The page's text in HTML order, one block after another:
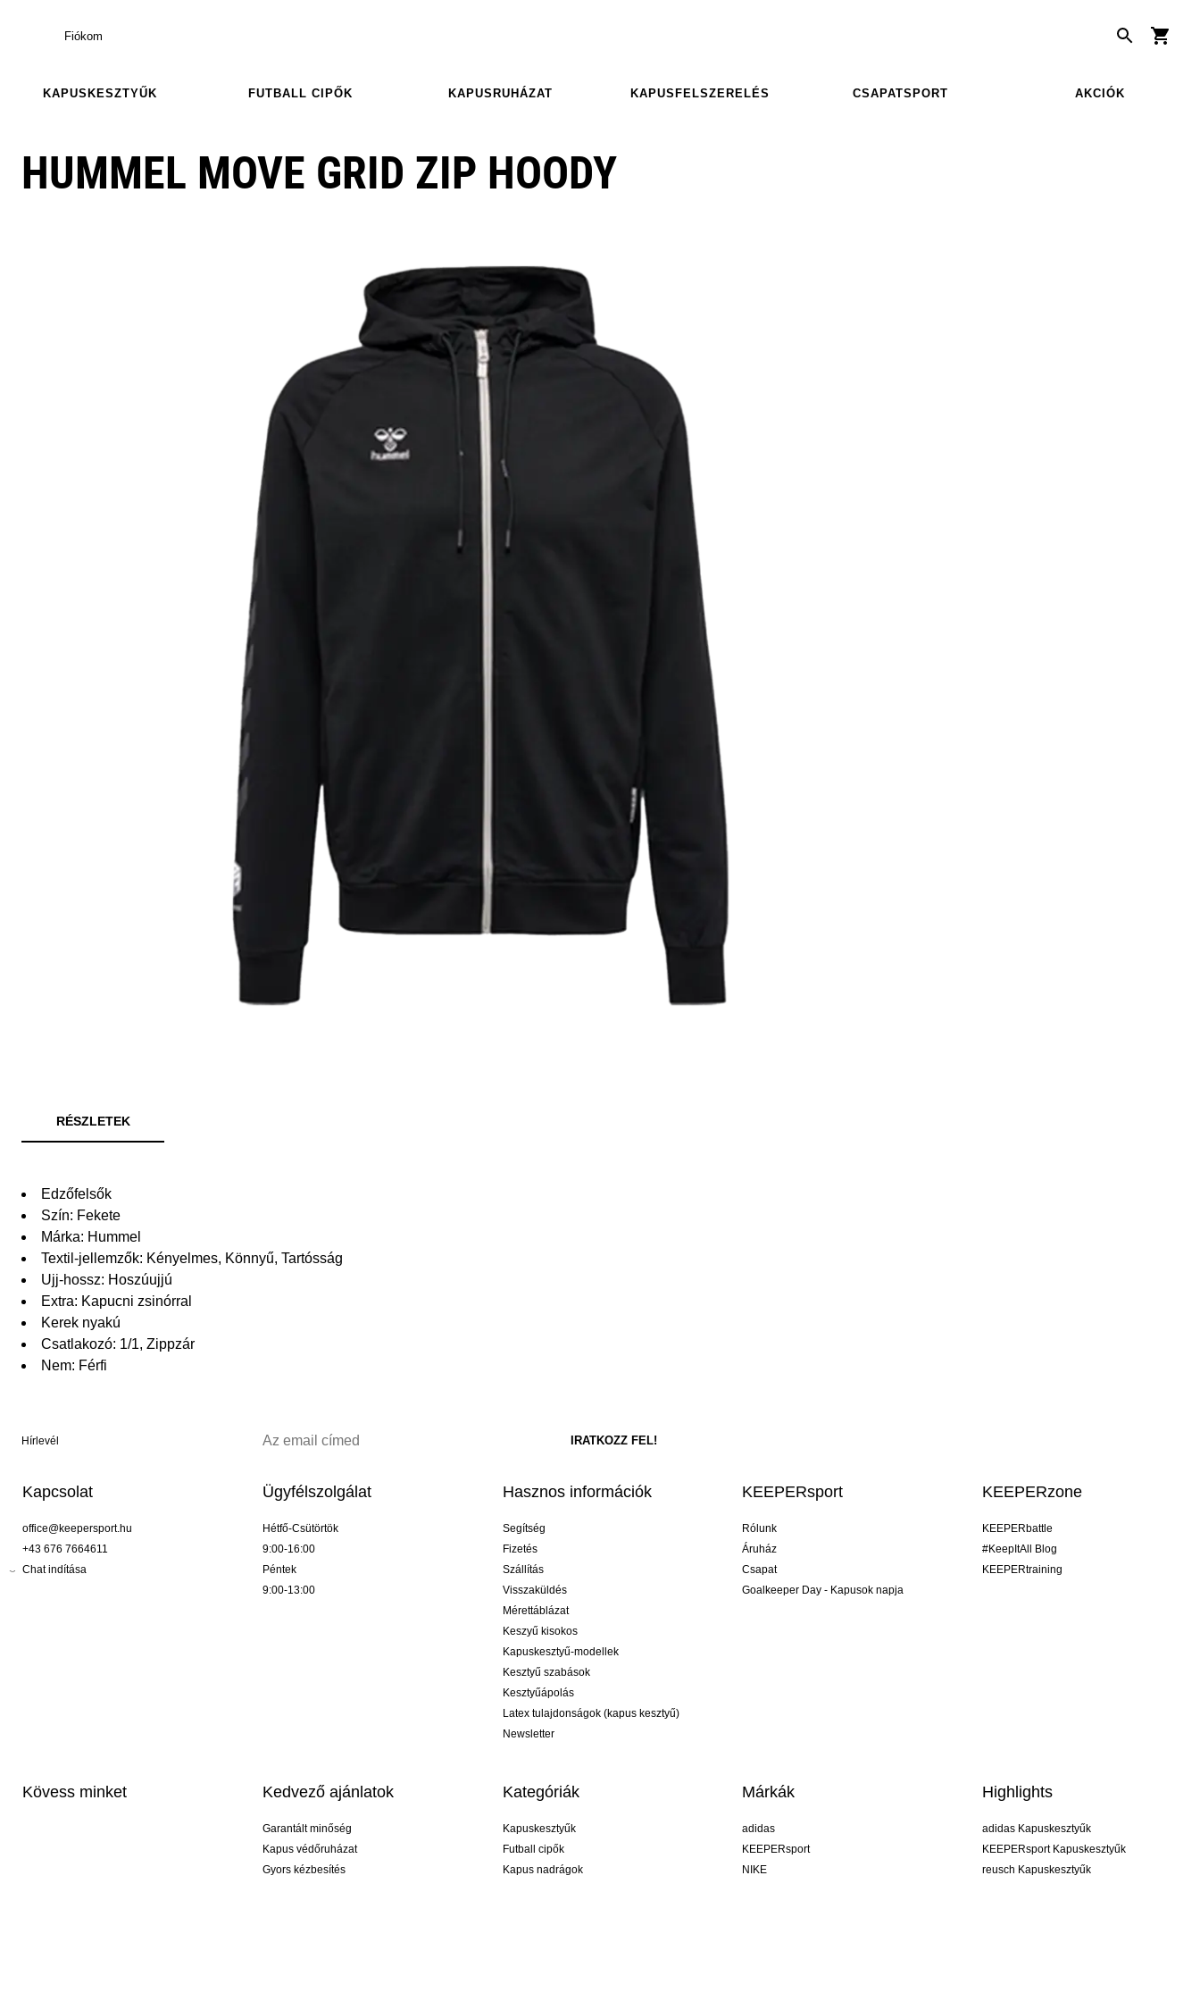
Fiókom
KAPUSKESZTYŰK FUTBALL CIPŐK KAPUSRUHÁZAT KAPUSFELSZERELÉS CSAPATSPORT AKCIÓK
HUMMEL MOVE GRID ZIP HOODY
RÉSZLETEK
Edzőfelsők
Szín: Fekete
Márka: Hummel
Textil-jellemzők: Kényelmes, Könnyű, Tartósság
Ujj-hossz: Hoszúujjú
Extra: Kapucni zsinórral
Kerek nyakú
Csatlakozó: 1/1, Zippzár
Nem: Férfi
Hírlevél
Kapcsolat
office@keepersport.hu
+43 676 7664611
Chat indítása
Ügyfélszolgálat
Hétfő-Csütörtök
9:00-16:00
Péntek
9:00-13:00
Hasznos információk
Segítség
Fizetés
Szállítás
Visszaküldés
Mérettáblázat
Keszyű kisokos
Kapuskesztyű-modellek
Kesztyű szabások
Kesztyűápolás
Latex tulajdonságok (kapus kesztyű)
Newsletter
KEEPERsport
Rólunk
Áruház
Csapat
Goalkeeper Day - Kapusok napja
KEEPERzone
KEEPERbattle
#KeepItAll Blog
KEEPERtraining
Kövess minket Kedvező ajánlatok
Garantált minőség
Kapus védőruházat
Gyors kézbesítés
Kategóriák
Kapuskesztyűk
Futball cipők
Kapus nadrágok
Márkák
adidas
KEEPERsport
NIKE
Highlights
adidas Kapuskesztyűk
KEEPERsport Kapuskesztyűk
reusch Kapuskesztyűk